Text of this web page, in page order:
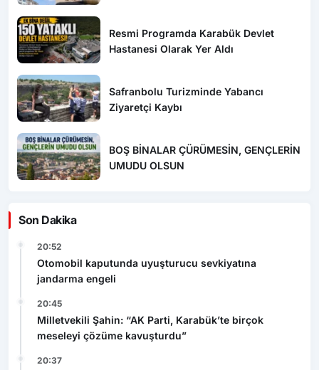
Resmi Programda Karabük Devlet
Hastanesi Olarak Yer Aldı
Safranbolu Turizminde Yabancı
Ziyaretçi Kaybı
BOŞ BİNALAR ÇÜRÜMESİN, GENÇLERİN
UMUDU OLSUN
Son Dakika
20:52
Otomobil kaputunda uyuşturucu sevkiyatına
jandarma engeli
20:45
Milletvekili Şahin: “AK Parti, Karabük’te birçok
meseleyi çözüme kavuşturdu”
20:37